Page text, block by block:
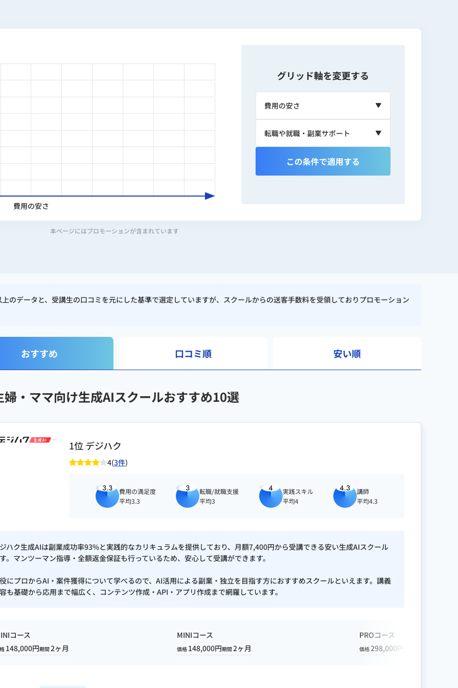
費用の安さ
グリッド軸を変更する
この条件で適用する
本ページにはプロモーションが含まれています
のデータと、受講生の口コミを元にした基準で選定していますが、スクールからの送客手数料を受領しておりプロモーション
おすすめ 口コミ順 安い順
婦・ママ向け生成AIスクールおすすめ10選
1位 デジハク
4(3件)
3.3
費用の満足度
平均3.3
3
転職/就職支援
平均3
4
実践スキル
平均4
4.3
講師
平均4.3
ハク生成AIは副業成功率93%と実践的なカリキュラムを提供しており、月額7,400円から受講できる安い生成AIスクール
。マンツーマン指導・全額返金保証も行っているため、安心して受講ができます。
にプロからAI・案件獲得について学べるので、AI活用による副業・独立を目指す方におすすめスクールといえます。講義
も基礎から応用まで幅広く、コンテンツ作成・API・アプリ作成まで網羅しています。
コース
148,000円期間2ヶ月
MINIコース
価格 148,000円期間2ヶ月
PROコース
価格 298,000円